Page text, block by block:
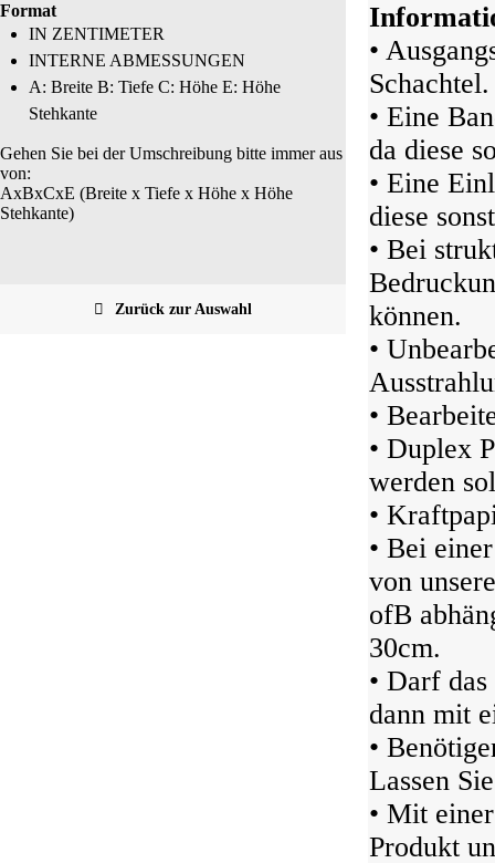
Format
IN ZENTIMETER
INTERNE ABMESSUNGEN
A: Breite B: Tiefe C: Höhe E: Höhe
Stehkante
Gehen Sie bei der Umschreibung bitte immer aus
von:
AxBxCxE (Breite x Tiefe x Höhe x Höhe
Stehkante)
Zurück zur Auswahl
•
Schachtel.
• Eine
da diese
• Eine
diese
• Bei
können.
•
•
• Duplex
werden
•
• Bei
von
ofB
30cm.
• Darf
dann mit
•
Lassen
• Mit
Produkt